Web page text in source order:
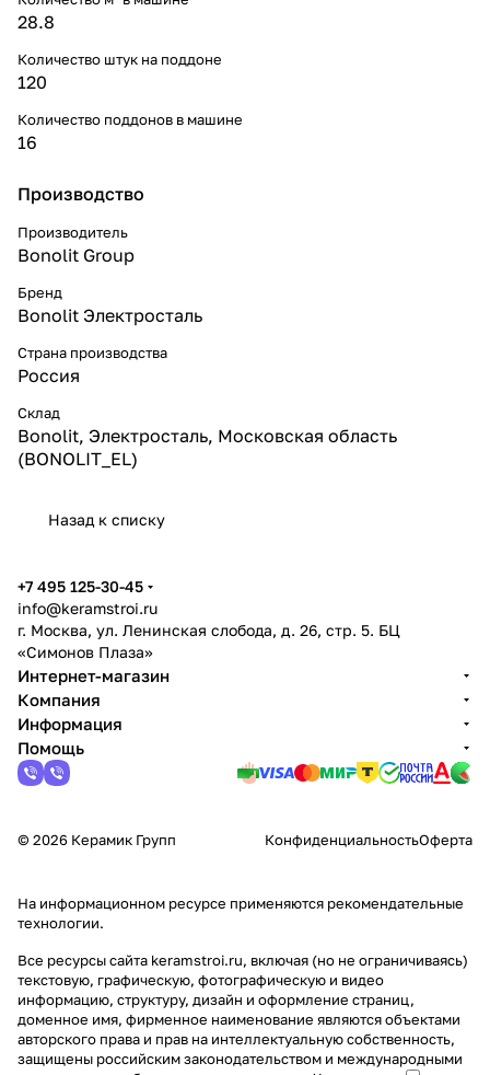
28.8
Количество штук на поддоне
120
Количество поддонов в машине
16
Производство
Производитель
Bonolit Group
Бренд
Bonolit Электросталь
Страна производства
Россия
Склад
Bonolit, Электросталь, Московская область
(BONOLIT_EL)
Назад к списку
+7 495 125-30-45
info@keramstroi.ru
г. Москва, ул. Ленинская слобода, д. 26, стр. 5. БЦ
«Симонов Плаза»
Интернет-магазин
Компания
Информация
Помощь
© 2026 Керамик Групп КонфиденциальностьОферта
На информационном ресурсе применяются рекомендательные
технологии.
Все ресурсы сайта keramstroi.ru, включая (но не ограничиваясь)
текстовую, графическую, фотографическую и видео
информацию, структуру, дизайн и оформление страниц,
доменное имя, фирменное наименование являются объектами
авторского права и прав на интеллектуальную собственность,
защищены российским законодательством и международными